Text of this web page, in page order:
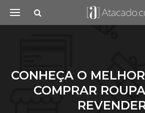
CONHEÇA O
COMPRAR